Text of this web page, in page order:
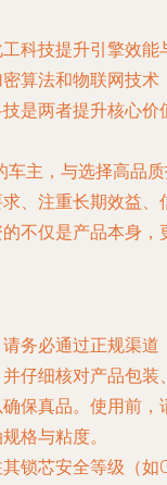
科技提升引擎效能
算法和物联网技术
是两者提升核心价
车主，与选择高品
、注重长期效益、
不仅是产品本身，
务必通过正规渠道
仔细核对产品包装
保真品。使用前，
格与粘度。
锁芯安全等级（如